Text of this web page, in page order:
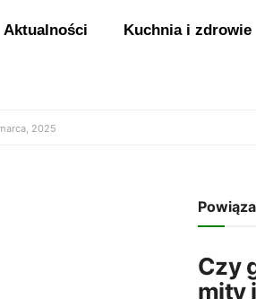
Aktualności Kuchnia i zdrowie
2025
Czy
mity